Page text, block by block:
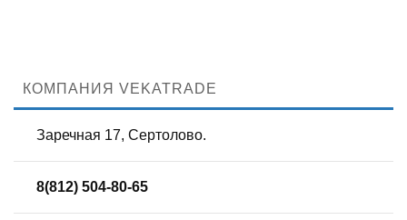
КОМПАНИЯ VEKATRADE
Заречная 17, Сертолово.
8(812) 504-80-65